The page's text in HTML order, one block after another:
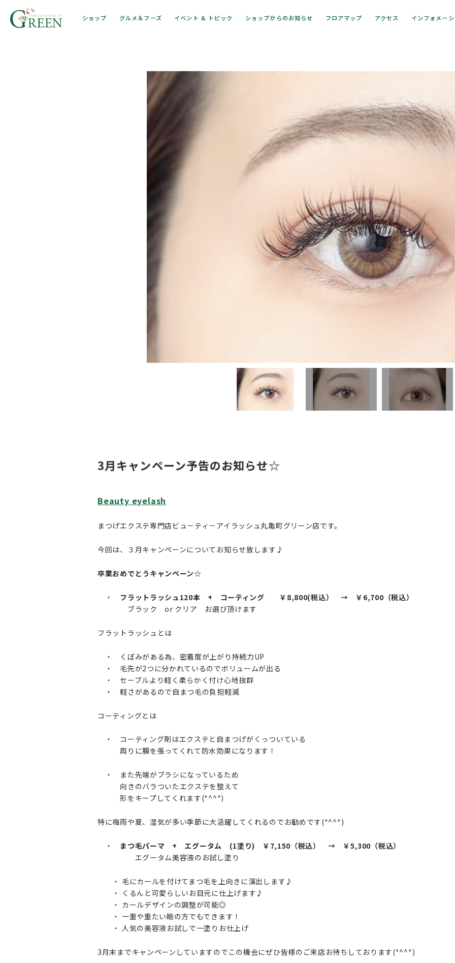
ショップ グルメ＆フーズ イベント & トピック ショップからのお知らせ フロアマップ アクセス インフォメー
3月キャンペーン予告のお知らせ☆
Beauty eyelash
まつげエクステ専門店ビュ－ティ－アイラッシュ丸亀町グリーン店です。
今回は、３月キャンペーンについてお知らせ致します♪
卒業おめでとうキャンペーン☆
・ フラットラッシュ120本 + コーティング ￥8,800(税込） → ￥6,700（税込）
ブラック or クリア お選び頂けます
フラットラッシュとは
・ くぼみがある為、密着度が上がり持続力UP
・ 毛先が2つに分かれているのでボリュームが出る
・ セーブルより軽く柔らかく付け心地抜群
・ 軽さがあるので自まつ毛の負担軽減
コーティングとは
・ コーティング剤はエクステと自まつげがくっついている
周りに膜を張ってくれて防水効果になります！
・ また先端がブラシになっているため
向きのバラついたエクステを整えて
形をキープしてくれます(*^^*)
特に梅雨や夏、湿気が多い季節に大活躍してくれるのでお勧めです(*^^*)
・ まつ毛パーマ + エグータム (1塗り)
￥7,150（税込） → ￥5,300（税込）
エグータム美容液のお試し塗り
・ 毛にカールを付けてまつ毛を上向きに演出します♪
・ くるんと可愛らしいお目元に仕上げます♪
・ カールデザインの調整が可能◎
・ 一重や重たい瞼の方でもできます！
・ 人気の美容液お試しで一塗りお仕上げ
3月末までキャンペーンしていますのでこの機会にぜひ皆様のご来店お待ちしております(*^^*)